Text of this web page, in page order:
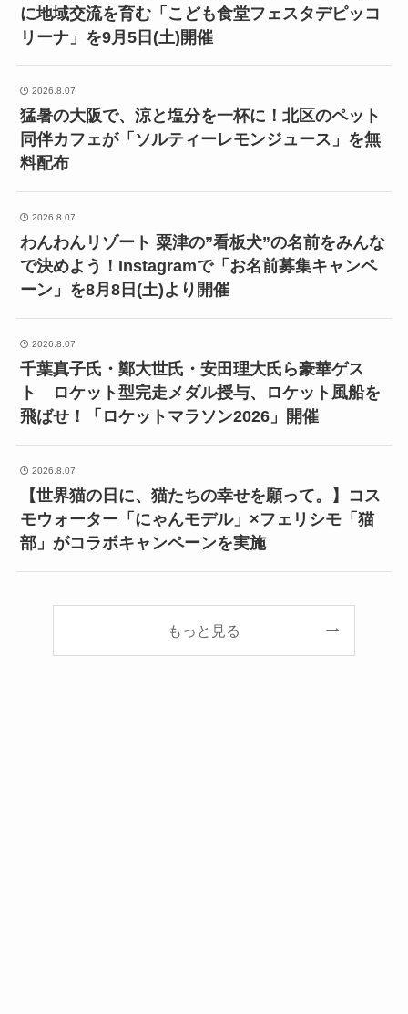
に地域交流を育む「こども食堂フェスタデピッコ
リーナ」を9月5日(土)開催
2026.8.07
猛暑の大阪で、涼と塩分を一杯に！北区のペット
同伴カフェが「ソルティーレモンジュース」を無
料配布
2026.8.07
わんわんリゾート 粟津の”看板犬”の名前をみんな
で決めよう！Instagramで「お名前募集キャンペ
ーン」を8月8日(土)より開催
2026.8.07
千葉真子氏・鄭大世氏・安田理大氏ら豪華ゲス
ト ロケット型完走メダル授与、ロケット風船を
飛ばせ！「ロケットマラソン2026」開催
2026.8.07
【世界猫の日に、猫たちの幸せを願って。】コス
モウォーター「にゃんモデル」×フェリシモ「猫
部」がコラボキャンペーンを実施
もっと見る